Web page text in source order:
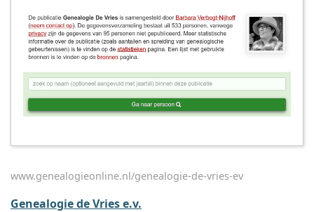
www.genealogieonline.nl/genealogie-de-vries-ev
Genealogie de Vries e.v.